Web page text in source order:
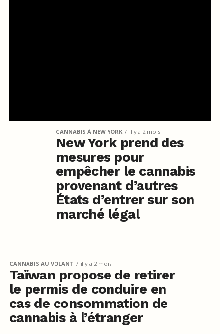
CANNABIS À NEW YORK il y a 2 mois
New York prend des
mesures pour
empêcher le cannabis
provenant d’autres
États d’entrer sur son
marché légal
CANNABIS AU VOLANT il y a 2 mois
Taïwan propose de retirer
le permis de conduire en
cas de consommation de
cannabis à l’étranger